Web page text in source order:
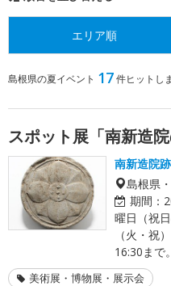
エリア順
島根県の夏イベント 17件ヒットし
スポット展「南新造
南新造院
島根県
期間：
曜日（祝
（火・祝
16:30まで。
美術展・博物展・展示会